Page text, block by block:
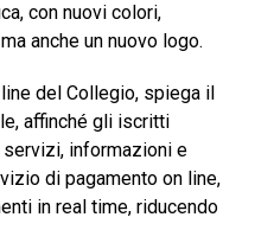
con nuovi colori,
anche un nuovo logo.
del Collegio, spiega il
affinché gli iscritti
informazioni e
di pagamento on line,
in real time, riducendo